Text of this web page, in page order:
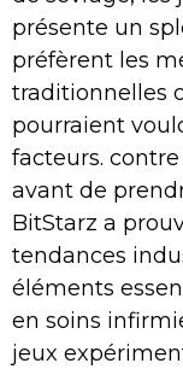
présente un
préfèrent les
traditionnelles
pourraient
facteurs.
avant de
BitStarz a
tendances
éléments
en soins
jeux